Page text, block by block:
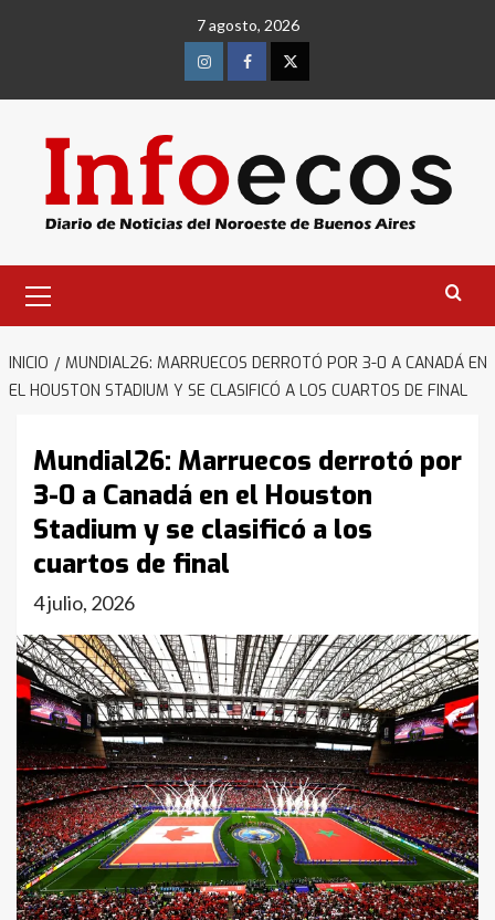
7 agosto, 2026
InstagramFacebookTwitter
primario
INICIO
MUNDIAL26: MARRUECOS DERROTÓ POR 3-0 A CANADÁ EN
EL HOUSTON STADIUM Y SE CLASIFICÓ A LOS CUARTOS DE FINAL
Mundial26: Marruecos derrotó por
3-0 a Canadá en el Houston
Stadium y se clasificó a los
cuartos de final
4 julio, 2026